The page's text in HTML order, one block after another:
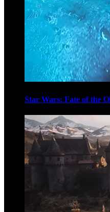
Star Wars: Fate of the